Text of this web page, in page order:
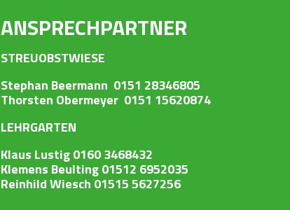
ANSPRECHPARTNER
STREUOBSTWIESE
Stephan Beermann 0151 28346805
Thorsten Obermeyer 0151 15620874
LEHRGARTEN
Klaus Lustig 0160 3468432
Klemens Beulting 01512 6952035
Reinhild Wiesch 01515 5627256